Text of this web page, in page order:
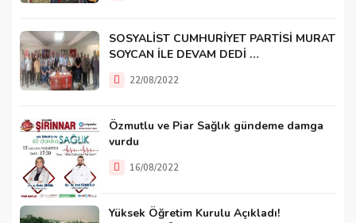
SOSYALİST CUMHURİYET PARTİSİ MURAT
SOYCAN İLE DEVAM DEDİ …
22/08/2022
Özmutlu ve Piar Sağlık gündeme damga
vurdu
16/08/2022
Yüksek Öğretim Kurulu Açıkladı!